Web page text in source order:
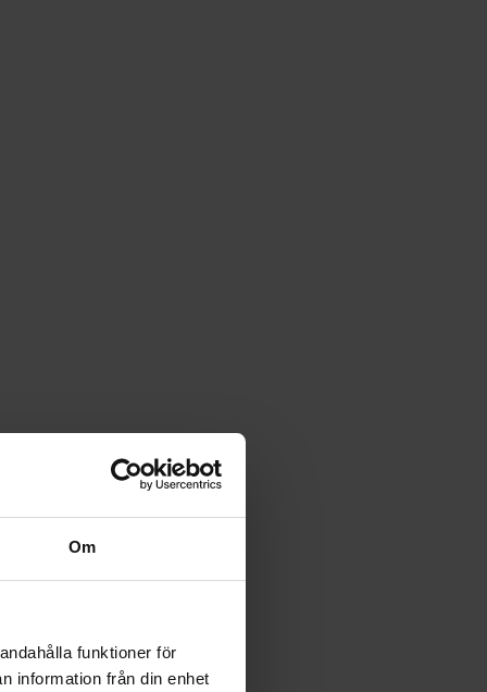
Om
funktioner för
information från din enhet